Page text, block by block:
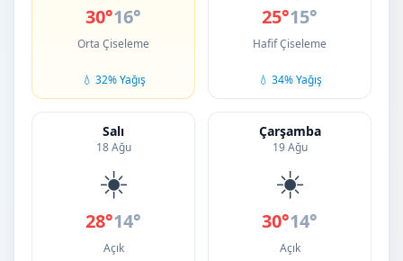
30°16°
Orta Çiseleme
💧 32% Yağış
25°15°
Hafif Çiseleme
💧 34% Yağış
Salı
18 Ağu
☀️
28°14°
Açık
Çarşamba
19 Ağu
☀️
30°14°
Açık